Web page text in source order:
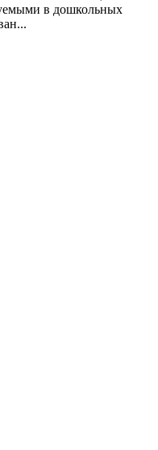
в дошкольных